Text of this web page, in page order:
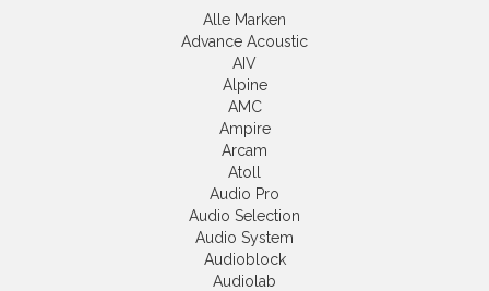
Alle Marken
Advance Acoustic
AIV
Alpine
AMC
Ampire
Arcam
Atoll
Audio Pro
Audio Selection
Audio System
Audioblock
Audiolab